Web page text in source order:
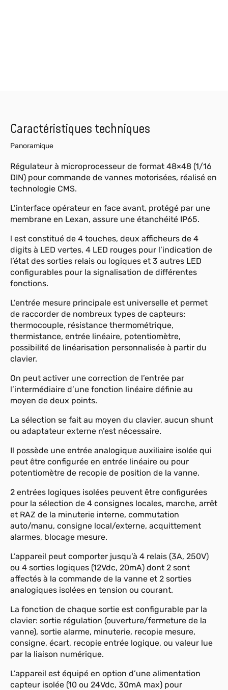
Caractéristiques techniques
Panoramique
Régulateur à microprocesseur de format 48×48 (1/16
DIN) pour commande de vannes motorisées, réalisé en
technologie CMS.
L’interface opérateur en face avant, protégé par une
membrane en Lexan, assure une étanchéité IP65.
l est constitué de 4 touches, deux afficheurs de 4
digits à LED vertes, 4 LED rouges pour l’indication de
l’état des sorties relais ou logiques et 3 autres LED
configurables pour la signalisation de différentes
fonctions.
L’entrée mesure principale est universelle et permet
de raccorder de nombreux types de capteurs:
thermocouple, résistance thermométrique,
thermistance, entrée linéaire, potentiomètre,
possibilité de linéarisation personnalisée à partir du
clavier.
On peut activer une correction de l’entrée par
l’intermédiaire d’une fonction linéaire définie au
moyen de deux points.
La sélection se fait au moyen du clavier, aucun shunt
ou adaptateur externe n’est nécessaire.
Il possède une entrée analogique auxiliaire isolée qui
peut être configurée en entrée linéaire ou pour
potentiomètre de recopie de position de la vanne.
2 entrées logiques isolées peuvent être configurées
pour la sélection de 4 consignes locales, marche, arrêt
et RAZ de la minuterie interne, commutation
auto/manu, consigne local/externe, acquittement
alarmes, blocage mesure.
L’appareil peut comporter jusqu’à 4 relais (3A, 250V)
ou 4 sorties logiques (12Vdc, 20mA) dont 2 sont
affectés à la commande de la vanne et 2 sorties
analogiques isolées en tension ou courant.
La fonction de chaque sortie est configurable par la
clavier: sortie régulation (ouverture/fermeture de la
vanne), sortie alarme, minuterie, recopie mesure,
consigne, écart, recopie entrée logique, ou valeur lue
par la liaison numérique.
L’appareil est équipé en option d’une alimentation
capteur isolée (10 ou 24Vdc, 30mA max) pour